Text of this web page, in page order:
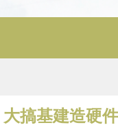
搞基建造硬件